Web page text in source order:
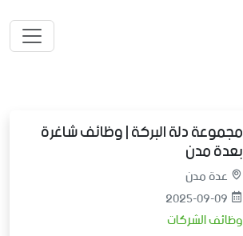
مجموعة دلة البركة | وظائف شاغرة
بعدة مدن
عدة مدن
2025-09-09
وظائف الشركات